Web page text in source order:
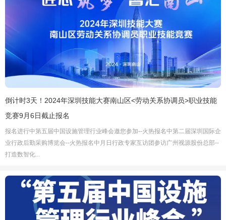
倒计时3天！2024年深圳技能大赛南山区<劳动关系协调员>职业技能
竞赛9月6日截止报名
报名进行中第五届中国设施管理行业峰会邀您参加--火热报名中第二届深圳国际企
业行政后勤采购博览会--火热报名中月日行政专家互访团参访广州视源股份总部--
打造数智化...